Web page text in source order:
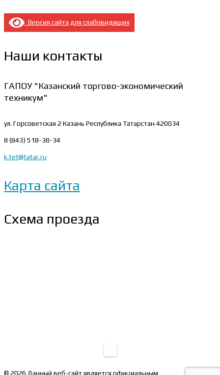
Версия сайта для слабовидящих
Наши контакты
ГАПОУ "Казанский торгово-экономический
техникум"
ул. Горсоветская 2 Казань Республика Татарстан 420034
8 (843) 518-38-34
k.tet@tatar.ru
Карта сайта
Схема проезда
© 2026 Данный веб-сайт является официальным